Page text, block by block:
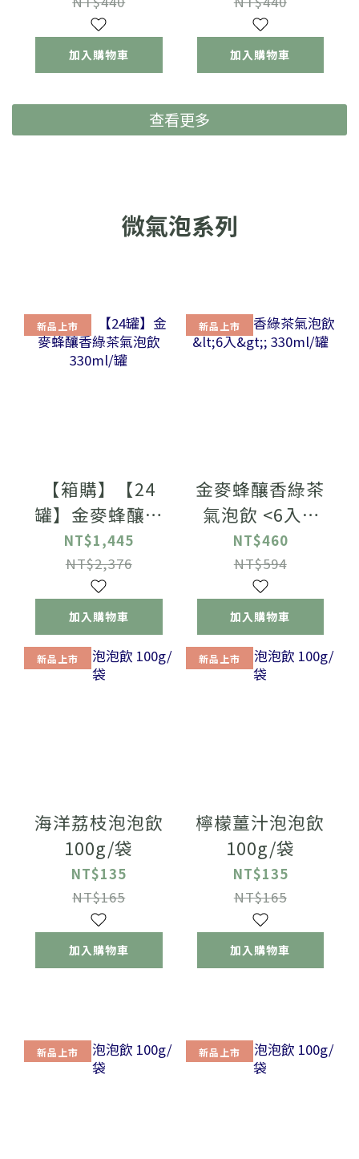
加入購物車 加入購物車
查看更多
微氣泡系列
新品上市
【箱購】【24
罐】金麥蜂釀香
綠茶氣泡飲
330ml/罐
NT$1,445
NT$2,376
加入購物車
新品上市
金麥蜂釀香綠茶
氣泡飲 <6入>;
330ml/罐
NT$460
NT$594
加入購物車
新品上市
海洋荔枝泡泡飲
100g/袋
NT$135
NT$165
加入購物車
新品上市
檸檬薑汁泡泡飲
100g/袋
NT$135
NT$165
加入購物車
新品上市 新品上市